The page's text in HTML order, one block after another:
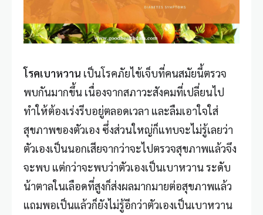
โรคเบาหวาน เป็นโรคภัยไข้เจ็บที่คนสมัยนี้ตรวจ
พบกันมากขึ้น เนื่องจากสภาวะสังคมที่เปลี่ยนไป
ทำให้ต้องเร่งรีบอยู่ตลอดเวลา และลืมเอาใจใส่
สุขภาพของตัวเอง ซึ่งส่วนใหญ่ก็แทบจะไม่รู้เลยว่า
ตัวเองเป็นนอกเสียจากว่าจะไปตรวจสุขภาพแล้วจึง
จะพบ แต่กว่าจะพบว่าตัวเองเป็นเบาหวาน ระดับ
น้าตาลในเลือดที่สูงก็ส่งผลมากมายต่อสุขภาพแล้ว
แถมพอเป็นแล้วก็ยังไม่รู้อีกว่าตัวเองเป็นเบาหวาน